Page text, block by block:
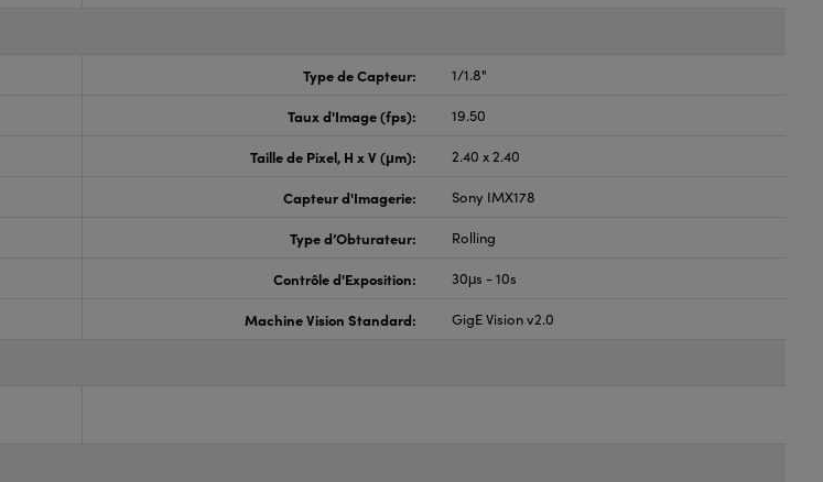
Type de Capteur: 1/1.8"
Taux d'Image (fps): 19.50
Taille de Pixel, H x V (μm): 2.40 x 2.40
Capteur d'Imagerie: Sony IMX178
Type d’Obturateur: Rolling
Contrôle d'Exposition: 30μs - 10s
Machine Vision Standard: GigE Vision v2.0